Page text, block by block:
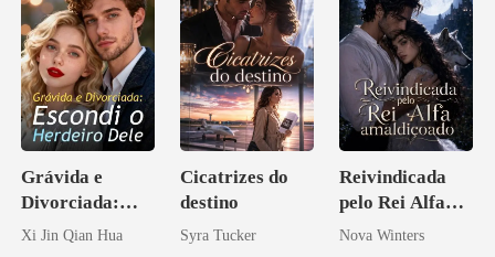
Grávida e
Divorciada:
Escondi o
Xi Jin Qian Hua
Cicatrizes do
destino
Syra Tucker
Reivindicada
pelo Rei Alfa
amaldiçoado
Nova Winters